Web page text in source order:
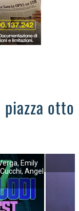
otto
Emily
Angelo